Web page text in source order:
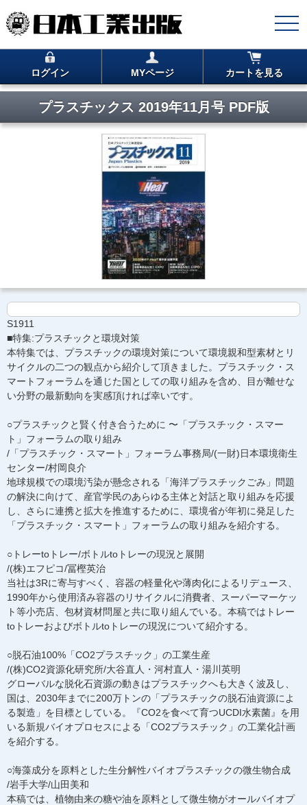
ログイン MYページ カートを見る
プラスチックス 2019年11月号 PDF版
S1911
■特集:プラスチックと環境対策
本特集では、プラスチックの環境対策について環境親和型素材とリ
サイクルの二つの観点から紹介して頂きました。プラスチック・ス
マートフォーラムを通じた国としての取り組みを含め、目が離せな
い分野の最新動向を実感頂ければ幸いです。
○プラスチックと賢く付き合うために 〜「プラスチック・スマー
ト」フォーラムの取り組み
/「プラスチック・スマート」フォーラム事務局/(一財)日本環境衛生
センター/村岡良介
地球規模での環境汚染が懸念される「海洋プラスチックごみ」問題
の解決に向けて、産官学民のあらゆる主体と対話と取り組みを応援
し、さらに連携と拡大を推進するために、環境省が年初に発足した
「プラスチック・スマート」フォーラムの取り組みを紹介する。
○トレーtoトレー/ボトルtoトレーの現況と展開
/(株)エフピコ/冨樫英治
当社は3Rに寄与すべく、容器の軽量化や薄肉化によるリデュース、
1990年から使用済み容器のリサイクルに消費者、スーパーマーケッ
ト等小売店、包材資材問屋と共に取り組んでいる。本稿ではトレー
toトレーおよびボトルtoトレーの現況について紹介する。
○脱石油100%「CO2プラスチック」の工業生産
/(株)CO2資源化研究所/大谷直人・河村直人・湯川英明
グローバルな脱化石資源の動きはプラスチックへも大きく波及し、
国は、2030年までに200万トンの「プラスチックの脱石油資源によ
る製造」を目標としている。『CO2を食べて育つUCDI水素菌』を用
いる新規バイオプロセスによる「CO2プラスチック」の工業化計画
を紹介する。
○海藻成分を原料とした生分解性バイオプラスチックの微生物合成
/岩手大学/山田美和
本稿では、植物由来の糖や油を原料として微生物がオールバイオプ